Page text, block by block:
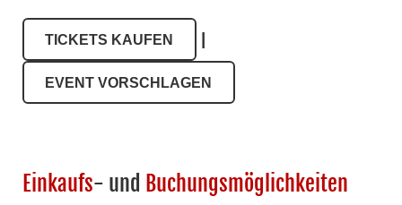
TICKETS KAUFEN |
EVENT VORSCHLAGEN
Einkaufs- und Buchungsmöglichkeiten